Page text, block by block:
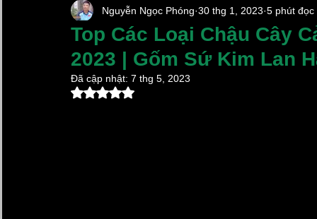
Chậu Sứ Trồng Lan Hồ Điệp Chậu Cây Cảnh Xi
Chum sành ngâm rượu Lọ Hoa Đẹp Vại
Top Các Loại Chậu Cây
2023 | Gốm Sứ Kim Lan
Nguyễn Ngọc Phóng 30 thg 1, 2023 5 phút đọc
Đã cập nhật: 7 thg 5, 2023
Đã xếp hạng NaN/5 sao.